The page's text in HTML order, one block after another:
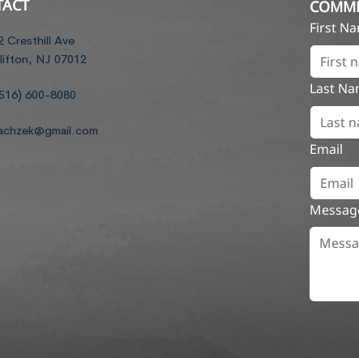
Cresthill Ave
NJ 07012
600-8080
First
Last
Email